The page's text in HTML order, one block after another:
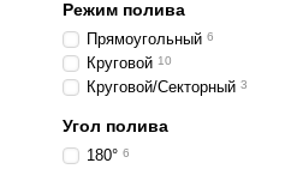
Режим полива
Прямоугольный 6
Круговой 10
Круговой/Секторный 3
Угол полива
180° 6